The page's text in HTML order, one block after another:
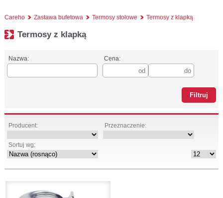
Careho Zastawa bufetowa Termosy stołowe Termosy z klapką
Termosy z klapką
Nazwa: Cena:
Producent: Przeznaczenie:
Sortuj wg: